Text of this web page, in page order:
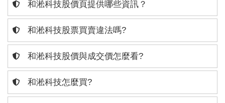
和淞科技股價頁提供哪些資訊？
和淞科技股票買賣違法嗎?
和淞科技股價與成交價怎麼看?
和淞科技怎麼買?